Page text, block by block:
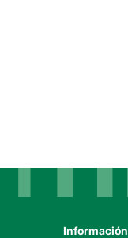
Información